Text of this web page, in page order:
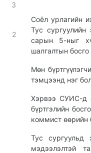
3
2
Соёл урлагийн
Тус
сарын 5-ныг
шалгалтын
Мөн
тэмцээнд нэг
Хэрвээ СУИС-д
бүртгэлийн
коммист өөрийн
Тус сургуульд
мэдээлэлтэй